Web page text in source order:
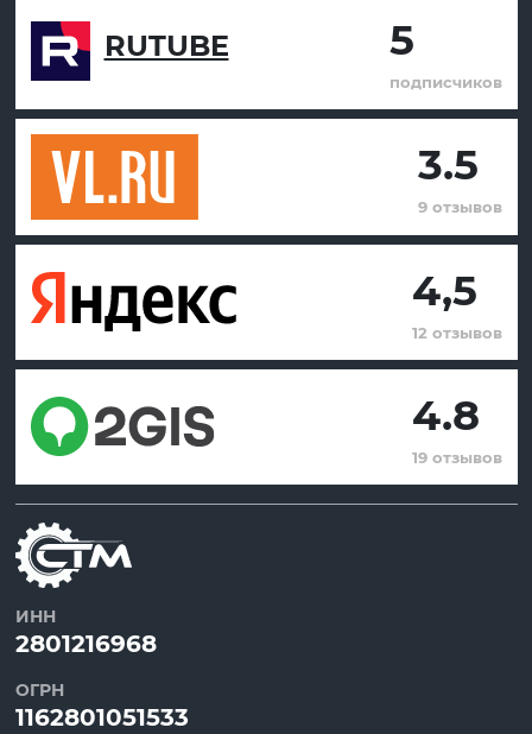
RUTUBE 5
подписчиков
3.5
9 отзывов
4,5
12 отзывов
4.8
19 отзывов
ИНН
2801216968
ОГРН
1162801051533